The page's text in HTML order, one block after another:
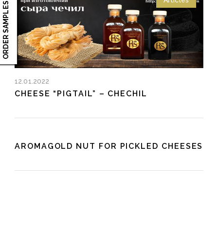
ORDER SAMPLES
12.01.2022
CHEESE “PIGTAIL” – CHECHIL
AROMAGOLD NUT FOR PICKLED CHEESES